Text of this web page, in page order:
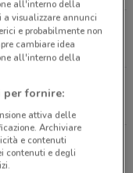
Di Licata
all'interno della
a visualizzare annunci
e probabilmente non
cambiare idea
all'interno della
per fornire:
attiva delle
Archiviare
e contenuti
contenuti e degli